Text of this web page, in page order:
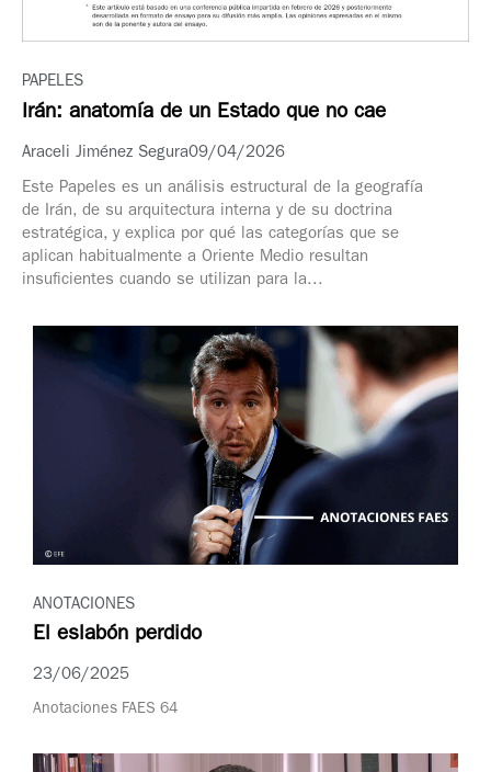
PAPELES
Irán: anatomía de un Estado que no cae
Araceli Jiménez Segura09/04/2026
Este Papeles es un análisis estructural de la geografía
de Irán, de su arquitectura interna y de su doctrina
estratégica, y explica por qué las categorías que se
aplican habitualmente a Oriente Medio resultan
insuficientes cuando se utilizan para la...
ANOTACIONES
El eslabón perdido
23/06/2025
Anotaciones FAES 64